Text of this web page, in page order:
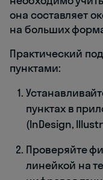
она составляет
на больших
Практический
пунктами:
пунктах в
(InDesign,
Проверяйте
линейкой на